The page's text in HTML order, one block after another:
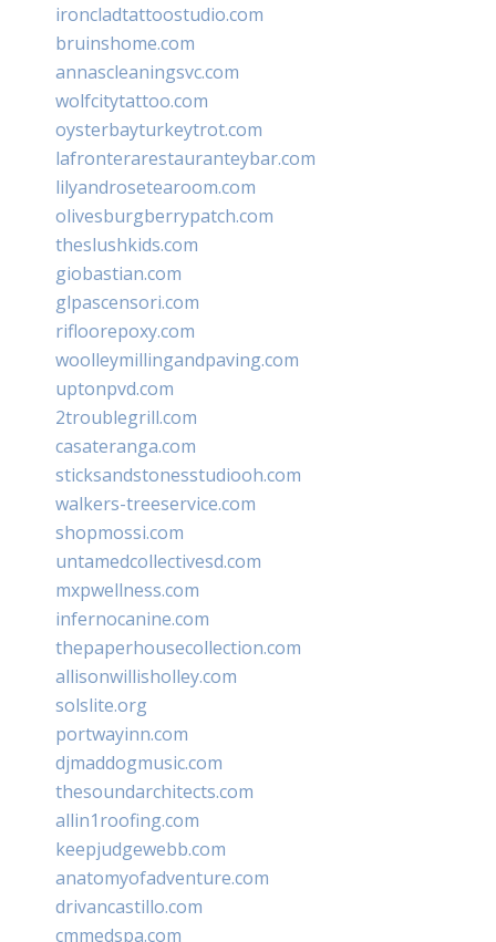
ironcladtattoostudio.com
bruinshome.com
annascleaningsvc.com
wolfcitytattoo.com
oysterbayturkeytrot.com
lafronterarestauranteybar.com
lilyandrosetearoom.com
olivesburgberrypatch.com
theslushkids.com
giobastian.com
glpascensori.com
rifloorepoxy.com
woolleymillingandpaving.com
uptonpvd.com
2troublegrill.com
casateranga.com
sticksandstonesstudiooh.com
walkers-treeservice.com
shopmossi.com
untamedcollectivesd.com
mxpwellness.com
infernocanine.com
thepaperhousecollection.com
allisonwillisholley.com
solslite.org
portwayinn.com
djmaddogmusic.com
thesoundarchitects.com
allin1roofing.com
keepjudgewebb.com
anatomyofadventure.com
drivancastillo.com
cmmedspa.com